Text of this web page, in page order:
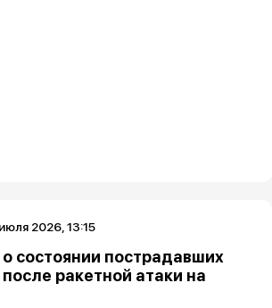
2026, 13:15
состоянии пострадавших
ракетной атаки на